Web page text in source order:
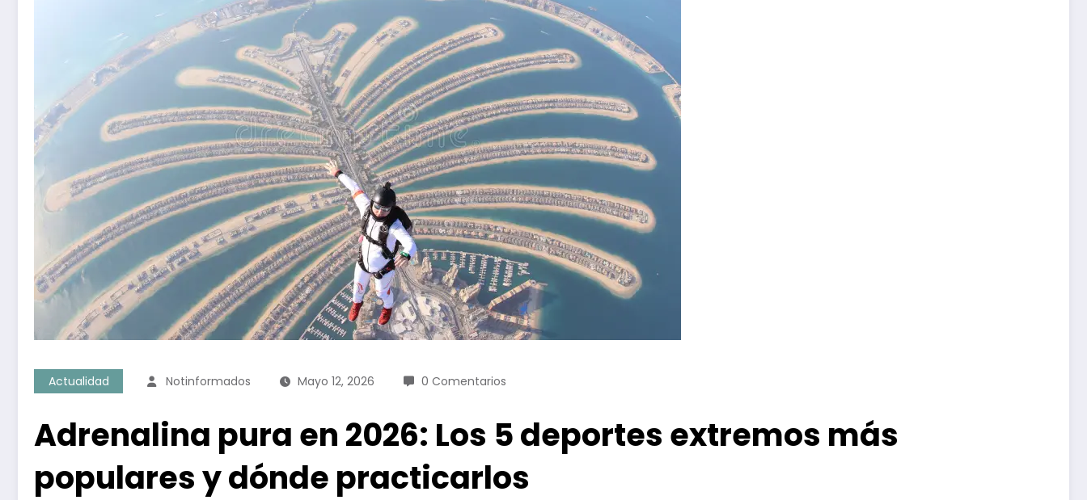
Actualidad Notinformados Mayo 12, 2026 0 Comentarios
Adrenalina pura en 2026: Los 5 deportes extremos más
populares y dónde practicarlos